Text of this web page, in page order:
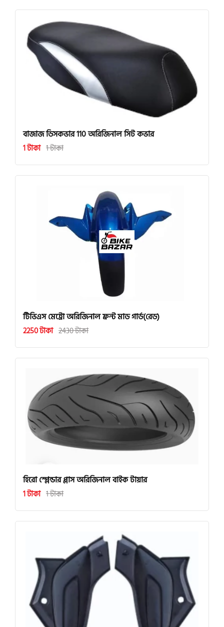
বাজাজ ডিসকভার 110 অরিজিনাল সিট কভার
1 টাকা 1 টাকা
টিভিএস মেট্রো অরিজিনাল ফ্রন্ট মাড গার্ড(রেড)
2250 টাকা 2430 টাকা
হিরো স্প্লেন্ডার প্লাস অরিজিনাল বাইক টায়ার
1 টাকা 1 টাকা